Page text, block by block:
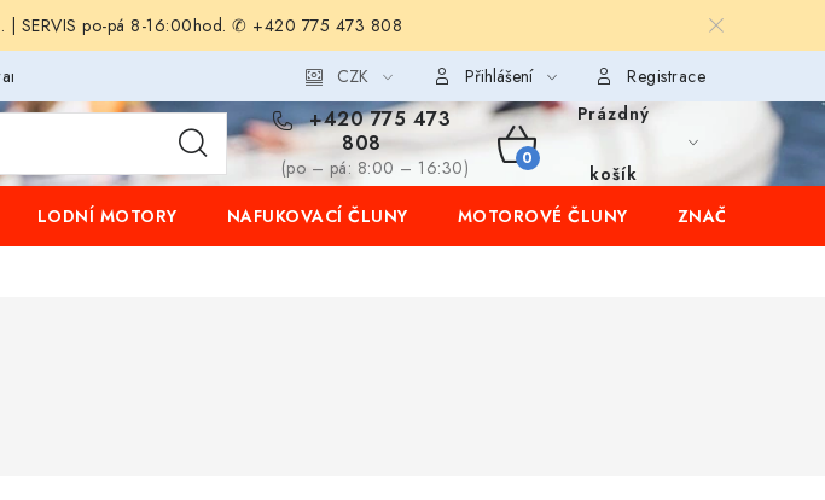
| SERVIS po-pá 8-16:00hod. ✆ +420 775 473 808
osobních údajů CZK Přihlášení Registrace
+420 775 473
808
(po – pá: 8:00 – 16:30)
NÁKUPNÍ
KOŠÍK
Prázdný
košík
LODNÍ MOTORY NAFUKOVACÍ ČLUNY MOTOROVÉ ČLUNY ZNAČKY